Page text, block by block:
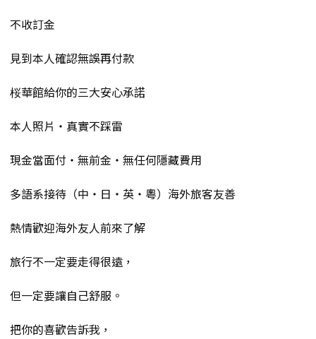
不收訂金
見到本人確認無誤再付款
桜華館給你的三大安心承諾
本人照片・真實不踩雷
現金當面付・無前金・無任何隱藏費用
多語系接待（中・日・英・粵）海外旅客友善
熱情歡迎海外友人前來了解
旅行不一定要走得很遠，
但一定要讓自己舒服。
把你的喜歡告訴我，